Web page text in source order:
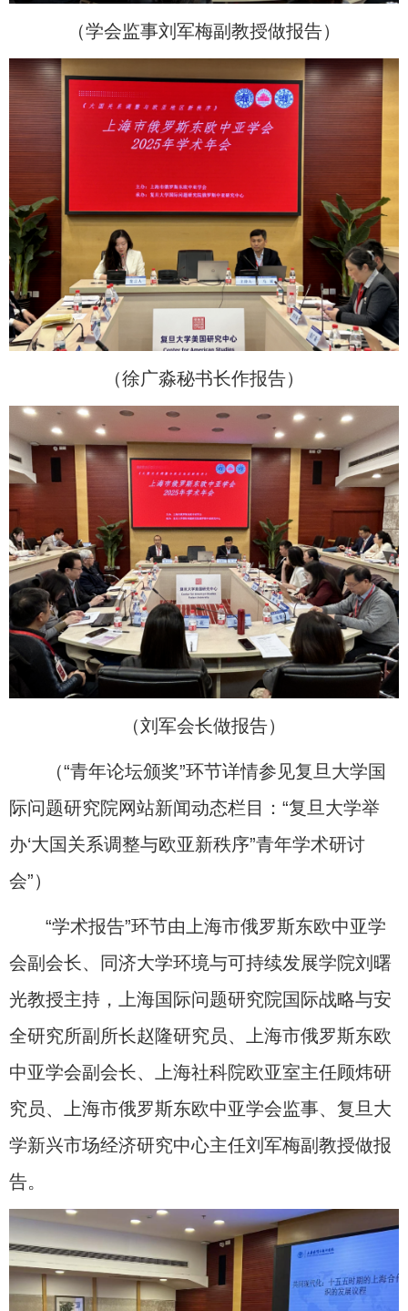
（学会监事刘军梅副教授做报告）
（徐广淼秘书长作报告）
（刘军会长做报告）
（“青年论坛颁奖”环节详情参见复旦大学国
际问题研究院网站新闻动态栏目： “复旦大学举
办‘大国关系调整与欧亚新秩序”青年学术研讨
会”）
“学术报告”环节由上海市俄罗斯东欧中亚学
会副会长、同济大学环境与可持续发展学院刘曙
光教授主持，上海国际问题研究院国际战略与安
全研究所副所长赵隆研究员、上海市俄罗斯东欧
中亚学会副会长、上海社科院欧亚室主任顾炜研
究员、上海市俄罗斯东欧中亚学会监事、复旦大
学新兴市场经济研究中心主任刘军梅副教授做报
告。